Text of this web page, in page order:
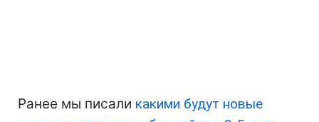
Ранее мы писали какими будут новые